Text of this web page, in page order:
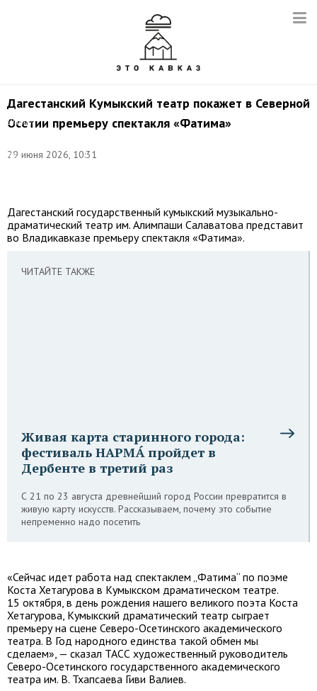
Дагестанский Кумыкский театр покажет в Северной
Осетии премьеру спектакля «Фатима»
29 июня 2026, 10:31
©
Шамиль
BY-
Дагестанский государственный кумыкский музыкально-
драматический театр им. Алимпаши Салаватова представит
во Владикавказе премьеру спектакля «Фатима».
ЧИТАЙТЕ ТАКЖЕ
Живая карта старинного города:
фестиваль НАРМÁ пройдет в
Дербенте в третий раз
С 21 по 23 августа древнейший город России превратится в
живую карту искусств. Рассказываем, почему это событие
непременно надо посетить
«Сейчас идет работа над спектаклем „Фатима“ по поэме
Коста Хетагурова в Кумыкском драматическом театре.
15 октября, в день рождения нашего великого поэта Коста
Хетагурова, Кумыкский драматический театр сыграет
премьеру на сцене Северо-Осетинского академического
театра. В Год народного единства такой обмен мы
сделаем», — сказал ТАСС художественный руководитель
Северо-Осетинского государственного академического
театра им. В. Тхапсаева Гиви Валиев.